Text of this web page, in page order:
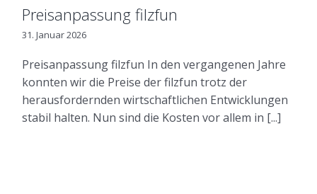
Preisanpassung filzfun
31. Januar 2026
Preisanpassung filzfun In den vergangenen Jahre
konnten wir die Preise der filzfun trotz der
herausfordernden wirtschaftlichen Entwicklungen
stabil halten. Nun sind die Kosten vor allem in [...]